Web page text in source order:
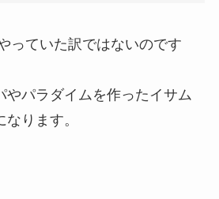
っていた訳ではないのです
やパラダイムを作ったイサム
ります。